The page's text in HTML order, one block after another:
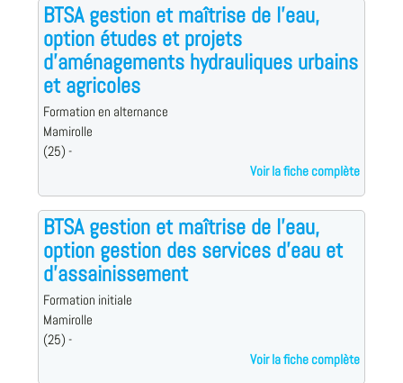
BTSA gestion et maîtrise de l'eau,
option études et projets
d'aménagements hydrauliques urbains
et agricoles
Formation en alternance
Mamirolle
(25) -
Voir la fiche complète
BTSA gestion et maîtrise de l'eau,
option gestion des services d'eau et
d'assainissement
Formation initiale
Mamirolle
(25) -
Voir la fiche complète